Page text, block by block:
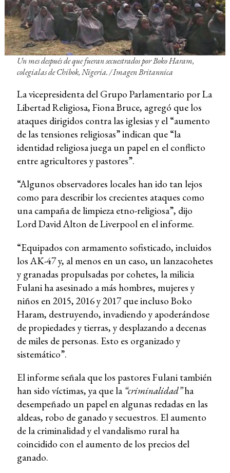
Un mes después de que fueran secuestrados por Boko Haram,
colegialas de Chibok, Nigeria. /Imagen Britannica
La vicepresidenta del Grupo Parlamentario por La
Libertad Religiosa, Fiona Bruce, agregó que los
ataques dirigidos contra las iglesias y el “aumento
de las tensiones religiosas” indican que “la
identidad religiosa juega un papel en el conflicto
entre agricultores y pastores”.
“Algunos observadores locales han ido tan lejos
como para describir los crecientes ataques como
una campaña de limpieza etno-religiosa”, dijo
Lord David Alton de Liverpool en el informe.
“Equipados con armamento sofisticado, incluidos
los AK-47 y, al menos en un caso, un lanzacohetes
y granadas propulsadas por cohetes, la milicia
Fulani ha asesinado a más hombres, mujeres y
niños en 2015, 2016 y 2017 que incluso Boko
Haram, destruyendo, invadiendo y apoderándose
de propiedades y tierras, y desplazando a decenas
de miles de personas. Esto es organizado y
sistemático”.
El informe señala que los pastores Fulani también
han sido víctimas, ya que la “criminalidad”ha
desempeñado un papel en algunas redadas en las
aldeas, robo de ganado y secuestros. El aumento
de la criminalidad y el vandalismo rural ha
coincidido con el aumento de los precios del
ganado.